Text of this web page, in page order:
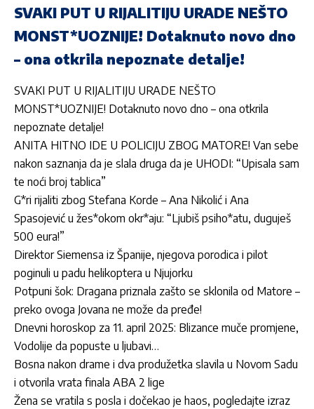
SVAKI PUT U RIJALITIJU URADE NEŠTO
MONST*UOZNIJE! Dotaknuto novo dno
– ona otkrila nepoznate detalje!
SVAKI PUT U RIJALITIJU URADE NEŠTO
MONST*UOZNIJE! Dotaknuto novo dno – ona otkrila
nepoznate detalje!
ANITA HITNO IDE U POLICIJU ZBOG MATORE! Van sebe
nakon saznanja da je slala druga da je UHODI: “Upisala sam
te noći broj tablica”
G*ri rijaliti zbog Stefana Korde – Ana Nikolić i Ana
Spasojević u žes*okom okr*aju: “Ljubiš psiho*atu, duguješ
500 eura!”
Direktor Siemensa iz Španije, njegova porodica i pilot
poginuli u padu helikoptera u Njujorku
Potpuni šok: Dragana priznala zašto se sklonila od Matore –
preko ovoga Jovana ne može da pređe!
Dnevni horoskop za 11. april 2025: Blizance muče promjene,
Vodolije da popuste u ljubavi…
Bosna nakon drame i dva produžetka slavila u Novom Sadu
i otvorila vrata finala ABA 2 lige
Žena se vratila s posla i dočekao je haos, pogledajte izraz